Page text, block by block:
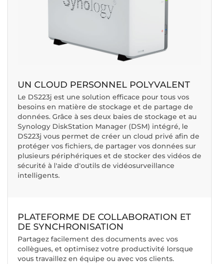
UN CLOUD PERSONNEL POLYVALENT
Le DS223j est une solution efficace pour tous vos
besoins en matière de stockage et de partage de
données. Grâce à ses deux baies de stockage et au
Synology DiskStation Manager (DSM) intégré, le
DS223j vous permet de créer un cloud privé afin de
protéger vos fichiers, de partager vos données sur
plusieurs périphériques et de stocker des vidéos de
sécurité à l'aide d'outils de vidéosurveillance
intelligents.
PLATEFORME DE COLLABORATION ET
DE SYNCHRONISATION
Partagez facilement des documents avec vos
collègues, et optimisez votre productivité lorsque
vous travaillez en équipe ou avec vos clients.